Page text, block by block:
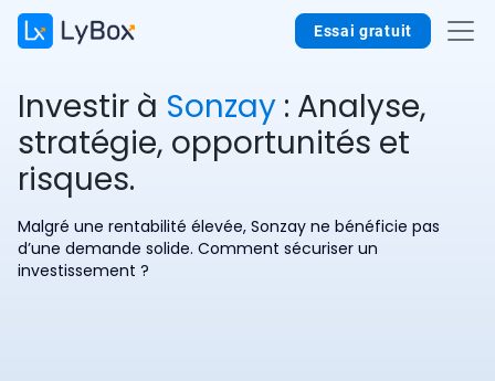
Essai gratuit
Investir à Sonzay : Analyse,
stratégie, opportunités et
risques.
Malgré une rentabilité élevée, Sonzay ne bénéficie pas
d’une demande solide. Comment sécuriser un
investissement ?